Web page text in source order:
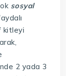
sosyal
kitleyi
2 yada 3